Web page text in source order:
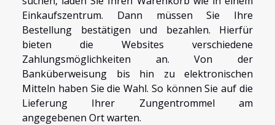
Einkaufszentrum. Dann müssen Sie Ihre
Bestellung bestätigen und bezahlen. Hierfür
bieten die Websites verschiedene
Zahlungsmöglichkeiten an. Von der
Banküberweisung bis hin zu elektronischen
Mitteln haben Sie die Wahl. So können Sie auf die
Lieferung Ihrer Zungentrommel am
angegebenen Ort warten.